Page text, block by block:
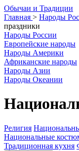
Обычаи и Традиции
Главная > Народы
праздники
Народы России
Европейские народы
Народы Америки
Африканские народы
Народы Азии
Народы Океании
Религия
Национальные
Традиционная кухня